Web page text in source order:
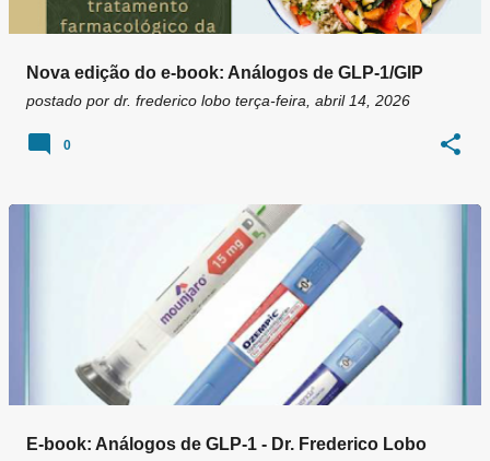
Nova edição do e-book: Análogos de GLP-1/GIP
postado por dr. frederico lobo terça-feira, abril 14, 2026
0
E-book: Análogos de GLP-1 - Dr. Frederico Lobo